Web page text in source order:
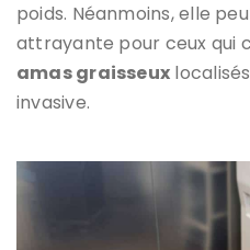
poids. Néanmoins, elle
attrayante pour ceux qui
amas graisseux
invasive.